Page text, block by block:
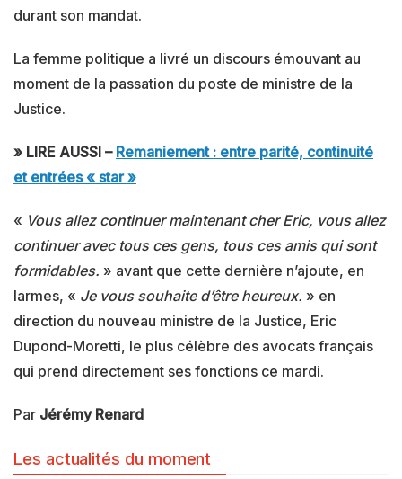
durant son mandat.
La femme politique a livré un discours émouvant au
moment de la passation du poste de ministre de la
Justice.
» LIRE AUSSI – Remaniement : entre parité, continuité
et entrées « star »
« Vous allez continuer maintenant cher Eric, vous allez
continuer avec tous ces gens, tous ces amis qui sont
formidables. » avant que cette dernière n’ajoute, en
larmes, « Je vous souhaite d’être heureux. » en
direction du nouveau ministre de la Justice, Eric
Dupond-Moretti, le plus célèbre des avocats français
qui prend directement ses fonctions ce mardi.
Par Jérémy Renard
Les actualités du moment